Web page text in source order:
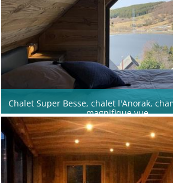
Chalet Super Besse, chalet l'Anorak,
magnifique vue